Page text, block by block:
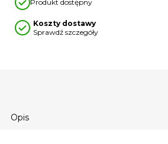
Opis
Produkt dostępny
Koszty dostawy
Sprawdź szczegóły